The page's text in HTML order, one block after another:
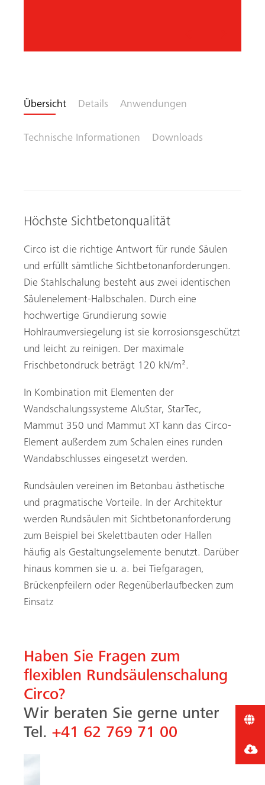
Übersicht Details Anwendungen
Technische Informationen Downloads
Höchste Sichtbetonqualität
Circo ist die richtige Antwort für runde Säulen
und erfüllt sämtliche Sichtbetonanforderungen.
Die Stahlschalung besteht aus zwei identischen
Säulenelement-Halbschalen. Durch eine
hochwertige Grundierung sowie
Hohlraumversiegelung ist sie korrosionsgeschützt
und leicht zu reinigen. Der maximale
Frischbetondruck beträgt 120 kN/m².
In Kombination mit Elementen der
Wandschalungssysteme AluStar, StarTec,
Mammut 350 und Mammut XT kann das Circo-
Element außerdem zum Schalen eines runden
Wandabschlusses eingesetzt werden.
Rundsäulen vereinen im Betonbau ästhetische
und pragmatische Vorteile. In der Architektur
werden Rundsäulen mit Sichtbetonanforderung
zum Beispiel bei Skelettbauten oder Hallen
häufig als Gestaltungselemente benutzt. Darüber
hinaus kommen sie u. a. bei Tiefgaragen,
Brückenpfeilern oder Regenüberlaufbecken zum
Einsatz
Haben Sie Fragen zum
flexiblen Rundsäulenschalung
Circo?
Wir beraten Sie gerne unter
Tel. +41 62 769 71 00